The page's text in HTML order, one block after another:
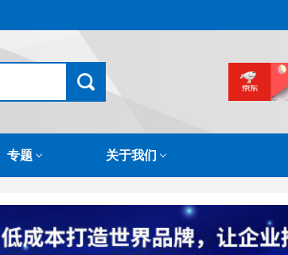
专题 关于我们